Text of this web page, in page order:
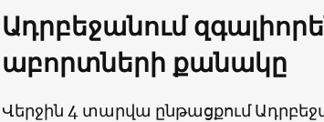
Ադրբեջանում
աբորտների քանակը
Վերջին 4 տարվա ընթացքում